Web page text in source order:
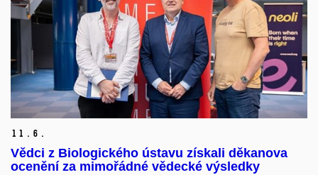
11. 6.
Vědci z Biologického ústavu získali děkanova
ocenění za mimořádné vědecké výsledky